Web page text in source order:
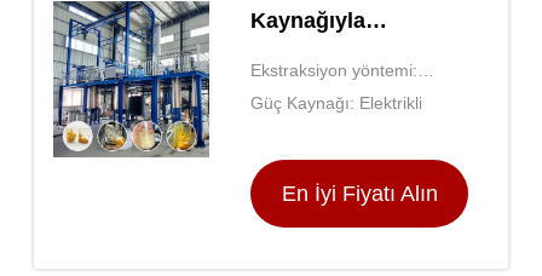
Kaynağıyla
Süperkritik CO2 Sıvı
Ekstraksiyonu
Ekstraksiyon yöntemi:
Solvent Ekstraksiyonu
Güç Kaynağı: Elektrikli
En İyi Fiyatı Alın